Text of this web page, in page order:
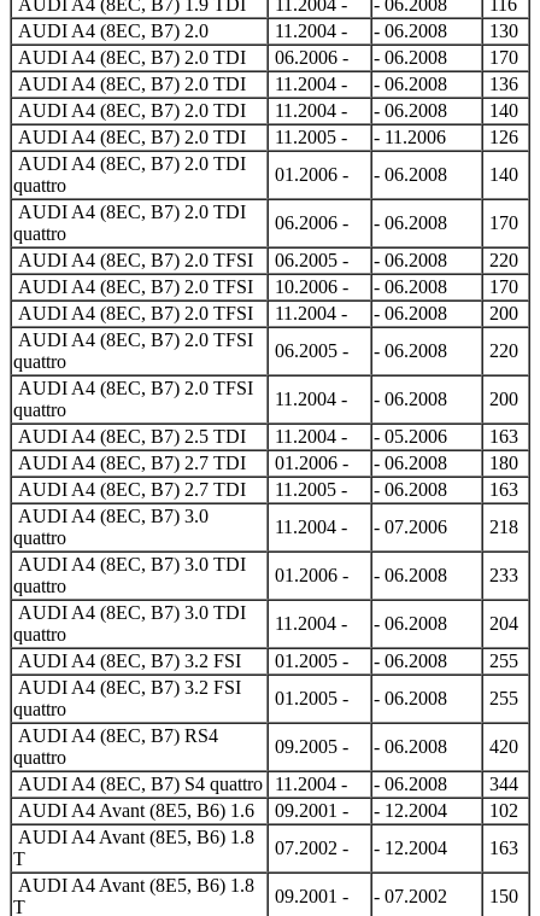
AUDI A4 (8EC, B7) 2.0
11.2004 - - 06.2008
130
AUDI A4 (8EC, B7) 2.0 TDI
06.2006 - - 06.2008
170
AUDI A4 (8EC, B7) 2.0 TDI
11.2004 - - 06.2008
136
AUDI A4 (8EC, B7) 2.0 TDI
11.2004 - - 06.2008
140
AUDI A4 (8EC, B7) 2.0 TDI
11.2005 - - 11.2006
126
AUDI A4 (8EC, B7) 2.0 TDI
quattro
01.2006 - - 06.2008
140
AUDI A4 (8EC, B7) 2.0 TDI
quattro
06.2006 - - 06.2008
170
AUDI A4 (8EC, B7) 2.0 TFSI
06.2005 - - 06.2008
220
AUDI A4 (8EC, B7) 2.0 TFSI
10.2006 - - 06.2008
170
AUDI A4 (8EC, B7) 2.0 TFSI
11.2004 - - 06.2008
200
AUDI A4 (8EC, B7) 2.0 TFSI
quattro
06.2005 - - 06.2008
220
AUDI A4 (8EC, B7) 2.0 TFSI
quattro
11.2004 - - 06.2008
200
AUDI A4 (8EC, B7) 2.5 TDI
11.2004 - - 05.2006
163
AUDI A4 (8EC, B7) 2.7 TDI
01.2006 - - 06.2008
180
AUDI A4 (8EC, B7) 2.7 TDI
11.2005 - - 06.2008
163
AUDI A4 (8EC, B7) 3.0
quattro
11.2004 - - 07.2006
218
AUDI A4 (8EC, B7) 3.0 TDI
quattro
01.2006 - - 06.2008
233
AUDI A4 (8EC, B7) 3.0 TDI
quattro
11.2004 - - 06.2008
204
AUDI A4 (8EC, B7) 3.2 FSI
01.2005 - - 06.2008
255
AUDI A4 (8EC, B7) 3.2 FSI
quattro
01.2005 - - 06.2008
255
AUDI A4 (8EC, B7) RS4
quattro
09.2005 - - 06.2008
420
AUDI A4 (8EC, B7) S4 quattro
11.2004 - - 06.2008
344
AUDI A4 Avant (8E5, B6) 1.6
09.2001 - - 12.2004
102
AUDI A4 Avant (8E5, B6) 1.8
T
07.2002 - - 12.2004
163
AUDI A4 Avant (8E5, B6) 1.8
T
09.2001 - - 07.2002 150